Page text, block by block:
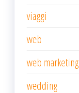
viaggi
web
web marketing
wedding